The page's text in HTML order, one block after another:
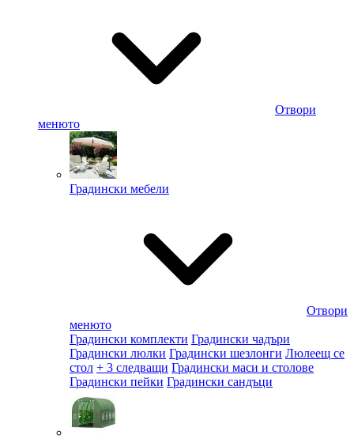
Отвори
менюто
Градински мебели
Отвори
менюто
Градински комплекти Градински чадъри
Градински люлки Градински шезлонги Люлеещ се
стол + 3 следващи Градински маси и столове
Градински пейки Градински сандъци